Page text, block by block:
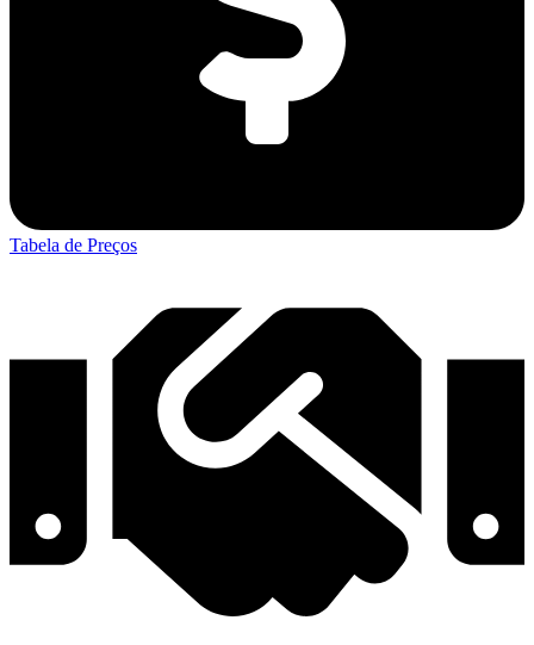
Tabela de Preços